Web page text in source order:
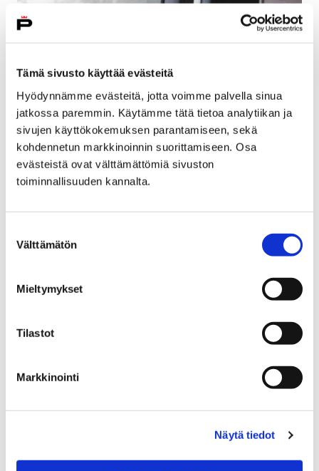
Tämä sivusto käyttää evästeitä
Hyödynnämme evästeitä, jotta voimme palvella sinua
jatkossa paremmin. Käytämme tätä tietoa analytiikan ja
sivujen käyttökokemuksen parantamiseen, sekä
kohdennetun markkinoinnin suorittamiseen. Osa
evästeistä ovat välttämättömiä sivuston
toiminnallisuuden kannalta.
valinta
Välttämätön
Mieltymykset
Tilastot
Markkinointi
Näytä tiedot
Autotehtaalle palkataan 1000 lisää –
Uudenkaupungin autotehdas eli Valmet Automotive
palkkaa tämän vuoden aikana 1000 uutta työntekijää.
Autotehtaalle järjestetään tutustuminen Porista 13.